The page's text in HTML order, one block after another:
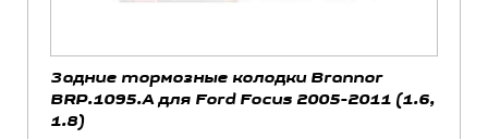
Задние тормозные колодки Brannor
BRP.1095.A для Ford Focus 2005-2011 (1.6,
1.8)